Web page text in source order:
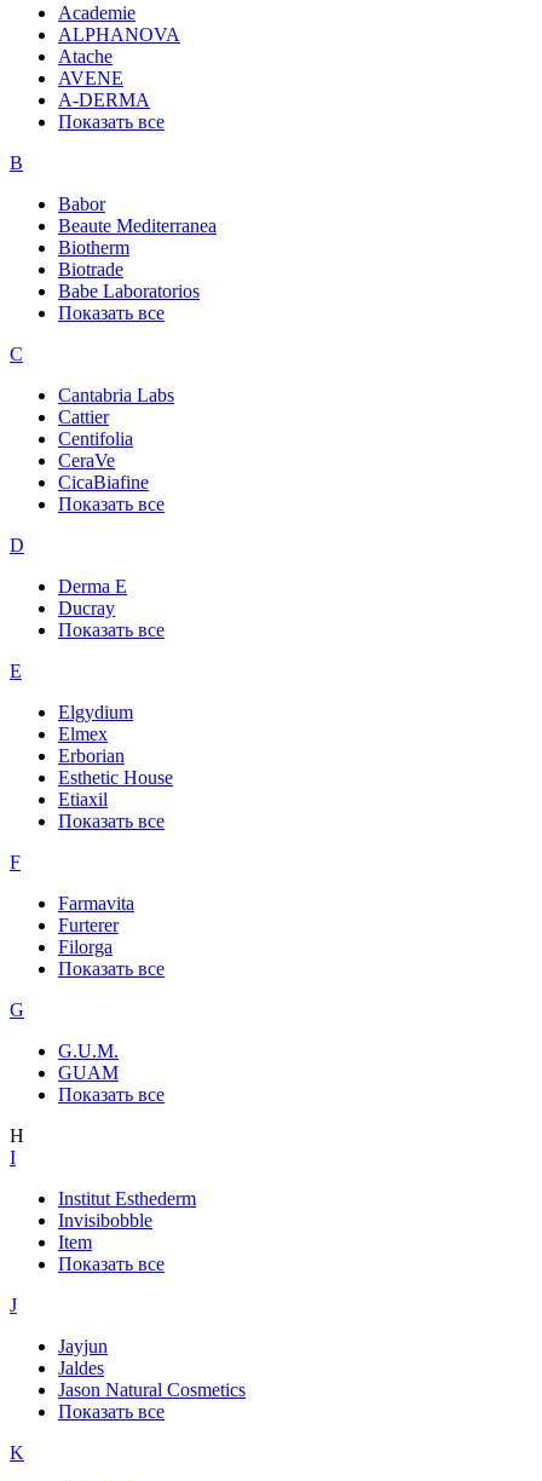
Academie
ALPHANOVA
Atache
AVENE
A-DERMA
Показать все
B
Babor
Beaute Mediterranea
Biotherm
Biotrade
Babe Laboratorios
Показать все
C
Cantabria Labs
Cattier
Centifolia
CeraVe
CicaBiafine
Показать все
D
Derma E
Ducray
Показать все
E
Elgydium
Elmex
Erborian
Esthetic House
Etiaxil
Показать все
F
Farmavita
Furterer
Filorga
Показать все
G
G.U.M.
GUAM
Показать все
H
I
Institut Esthederm
Invisibobble
Item
Показать все
J
Jayjun
Jaldes
Jason Natural Cosmetics
Показать все
K